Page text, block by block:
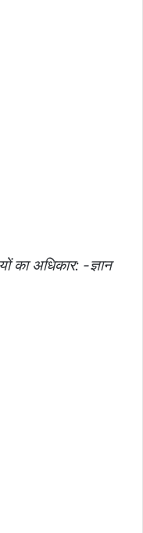
का अधिकार: -ज्ञान